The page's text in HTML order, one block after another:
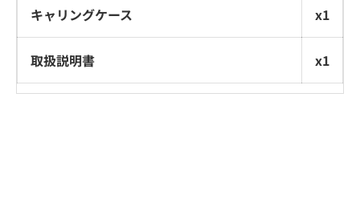
キャリングケース x1
取扱説明書 x1